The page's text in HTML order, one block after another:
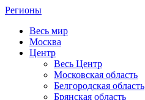
Регионы
Весь мир
Москва
Центр
Весь Центр
Московская область
Белгородская область
Брянская область